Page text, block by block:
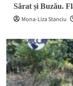
Sărat și Buzău.
Mona-Liza Stanciu